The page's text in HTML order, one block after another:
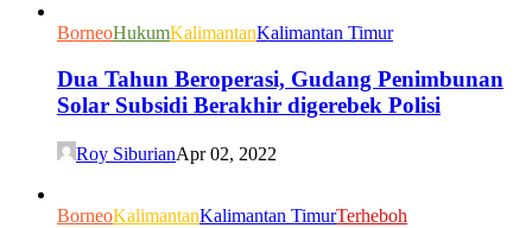
BorneoHukumKalimantanKalimantan Timur
Dua Tahun Beroperasi, Gudang Penimbunan
Solar Subsidi Berakhir digerebek Polisi
Roy SiburianApr 02, 2022
BorneoKalimantanKalimantan TimurTerheboh